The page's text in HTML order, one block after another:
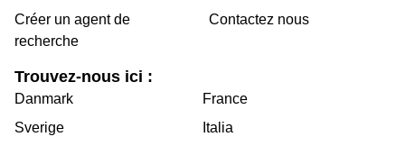
Créer un agent de
recherche
Contactez nous
Trouvez-nous ici :
Danmark
Sverige
France
Italia